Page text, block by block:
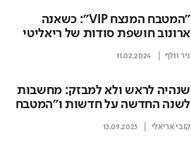
״המטבח המנצח VIP״: כשאנה
ארונוב חושפת סודות של ריאליטי
ניר וולף 11.02.2024
שנהיה לראש ולא למבזק: מחשבות
לשנה החדשה על חדשות ו"המטבח
קובי אריאלי 13.09.2023